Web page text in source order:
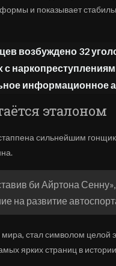
и показывает
возбуждено 32
с
информационное
эталоном
сильнейшим
би Айртона
на развитие
стал символом целой
ярких страниц в истории